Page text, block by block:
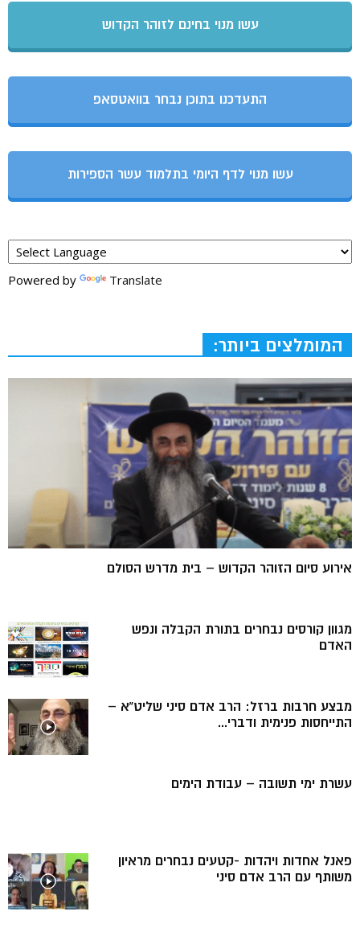
עשו מנוי בחינם לזוהר הקדוש
התעדכנו בתוכן נבחר בוואטסאפ
עשו מנוי לדף היומי בתלמוד עשר הספירות
Powered by Translate
המומלצים ביותר:
אירוע סיום הזוהר הקדוש – בית מדרש הסולם
מגוון קורסים נבחרים בתורת הקבלה ונפש
האדם
מבצע חרבות ברזל: הרב אדם סיני שליט”א –
התייחסות פנימית ודברי...
עשרת ימי תשובה – עבודת הימים
פאנל אחדות ויהדות -קטעים נבחרים מראיון
משותף עם הרב אדם סיני